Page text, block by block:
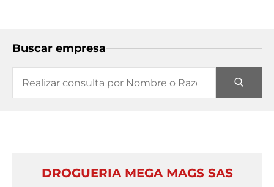
Buscar empresa
DROGUERIA MEGA MAGS SAS